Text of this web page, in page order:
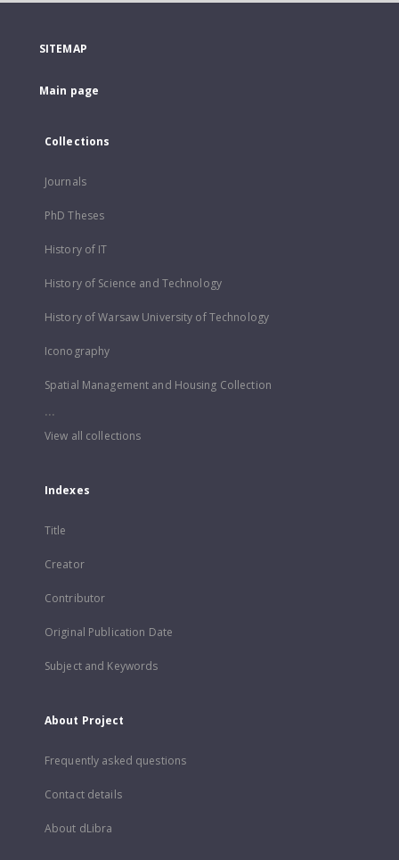
SITEMAP
Main page
Collections
Journals
PhD Theses
History of IT
History of Science and Technology
History of Warsaw University of Technology
Iconography
Spatial Management and Housing Collection
...
View all collections
Indexes
Title
Creator
Contributor
Original Publication Date
Subject and Keywords
About Project
Frequently asked questions
Contact details
About dLibra